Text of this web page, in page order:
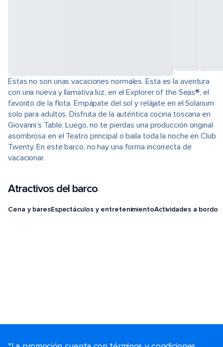
Estas no son unas vacaciones normales. Esta es la aventura
con una nueva y llamativa luz, en el Explorer of the Seas®, el
favorito de la flota. Empápate del sol y relájate en el Solarium
solo para adultos. Disfruta de la auténtica cocina toscana en
Giovanni’s Table. Luego, no te pierdas una producción original
asombrosa en el Teatro principal o baila toda la noche en Club
Twenty. En este barco, no hay una forma incorrecta de
vacacionar.
Atractivos del barco
Cena y baresEspectáculos y entretenimientoActividades a bordo